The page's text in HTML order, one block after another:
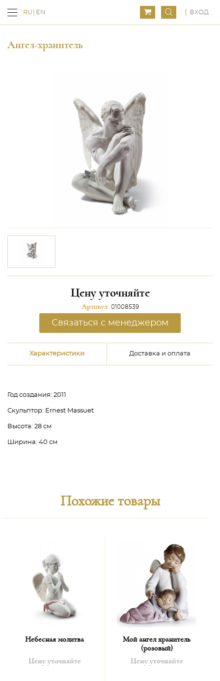
RU EN ВХОД
Ангел-хранитель
Цену уточняйте
Артикул: 01008539
Связаться с менеджером
Характеристики Доставка и оплата
Год создания: 2011
Скульптор: Ernest Massuet
Высота: 28 см
Ширина: 40 см
Похожие товары
Небесная молитва
Цену уточняйте
Мой ангел хранитель
(розовый)
Цену уточняйте